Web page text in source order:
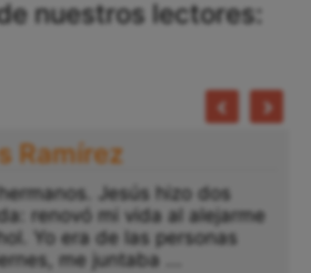
nuestros lectores:
Ramírez
Jesús hizo dos
renovó mi vida al alejarme
Yo era de las personas
me juntaba ...